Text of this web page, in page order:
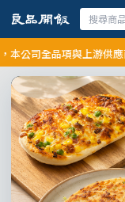
全品項與上游供應商均